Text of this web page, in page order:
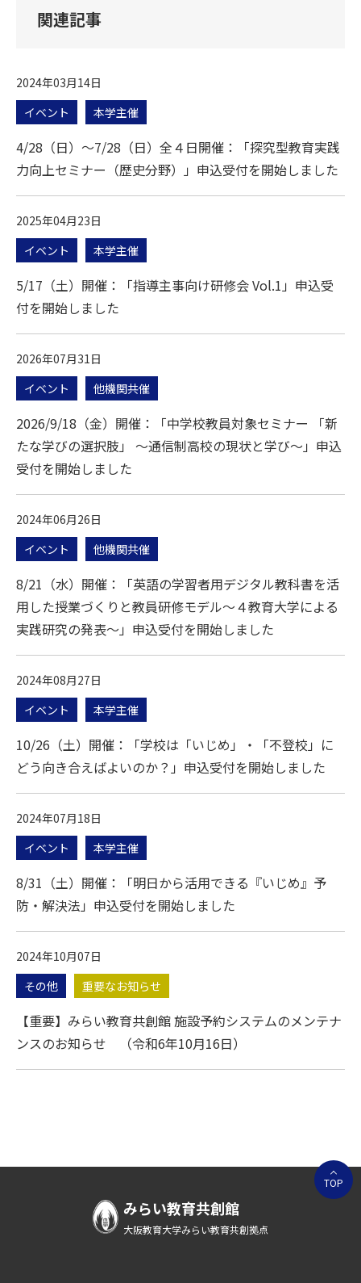
関連記事
2024年03月14日
イベント
本学主催
4/28（日）～7/28（日）全４日開催：「探究型教育実践
力向上セミナー（歴史分野）」申込受付を開始しました
2025年04月23日
イベント
本学主催
5/17（土）開催：「指導主事向け研修会 Vol.1」申込受
付を開始しました
2026年07月31日
イベント
他機関共催
2026/9/18（金）開催：「中学校教員対象セミナー 「新
たな学びの選択肢」 ～通信制高校の現状と学び～」申込
受付を開始しました
2024年06月26日
イベント
他機関共催
8/21（水）開催：「英語の学習者用デジタル教科書を活
用した授業づくりと教員研修モデル～４教育大学による
実践研究の発表～」申込受付を開始しました
2024年08月27日
イベント
本学主催
10/26（土）開催：「学校は「いじめ」・「不登校」に
どう向き合えばよいのか？」申込受付を開始しました
2024年07月18日
イベント
本学主催
8/31（土）開催：「明日から活用できる『いじめ』予
防・解決法」申込受付を開始しました
2024年10月07日
その他
重要なお知らせ
【重要】みらい教育共創館 施設予約システムのメンテナ
ンスのお知らせ （令和6年10月16日）
TOP
みらい教育共創館
大阪教育大学みらい教育共創拠点